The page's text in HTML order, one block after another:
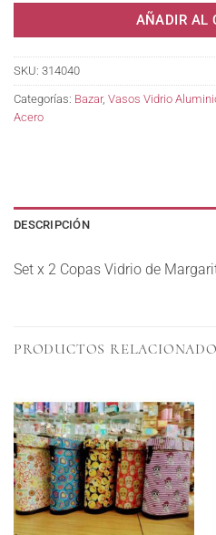
AÑADIR AL
SKU: 314040
Categorías: Bazar, Vasos Vidrio
Acero
DESCRIPCIÓN
Set x 2 Copas Vidrio de
PRODUCTOS